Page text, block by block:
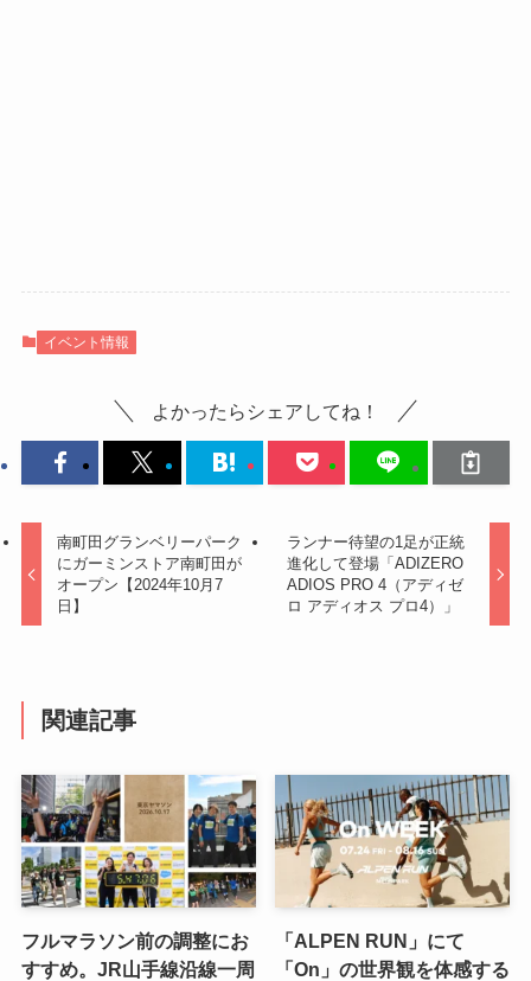
イベント情報
よかったらシェアしてね！
南町田グランベリーパーク
にガーミンストア南町田が
オープン【2024年10月7
日】
ランナー待望の1足が正統
進化して登場「ADIZERO
ADIOS PRO 4（アディゼ
ロ アディオス プロ4）」
関連記事
フルマラソン前の調整にお
すすめ。JR山手線沿線一周
「ALPEN RUN」にて
「On」の世界観を体感する